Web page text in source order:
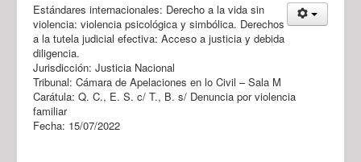
Estándares internacionales: Derecho a la vida sin
violencia: violencia psicológica y simbólica. Derechos
a la tutela judicial efectiva: Acceso a justicia y debida
diligencia.
Jurisdicción: Justicia Nacional
Tribunal: Cámara de Apelaciones en lo Civil – Sala M
Carátula: Q. C., E. S. c/ T., B. s/ Denuncia por violencia
familiar
Fecha: 15/07/2022